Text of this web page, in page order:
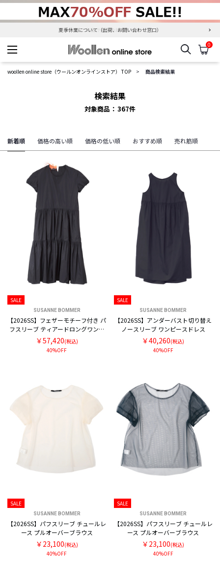
夏季休業について（出荷、お問い合わせ窓口）
woollen online store
検索 カ
0
woollen online store（ウールンオンラインストア） TOP 商品検索結果
検索結果
対象商品 367件
新着順 価格の高い順 価格の低い順 おすすめ順 売れ筋順
SALE
SUSANNE BOMMER
【2026SS】フェザーモチーフ付き パ
フスリーブ ティアードロングワンピ
ースドレス
￥57,420(税込)
40%OFF
SALE
SUSANNE BOMMER
【2026SS】アンダーバスト切り替え
ノースリーブ ワンピースドレス
￥40,260(税込)
40%OFF
SALE
SUSANNE BOMMER
【2026SS】パフスリーブ チュールレ
ース プルオーバーブラウス
￥23,100(税込)
40%OFF
SALE
SUSANNE BOMMER
【2026SS】パフスリーブ チュールレ
ース プルオーバーブラウス
￥23,100(税込)
40%OFF